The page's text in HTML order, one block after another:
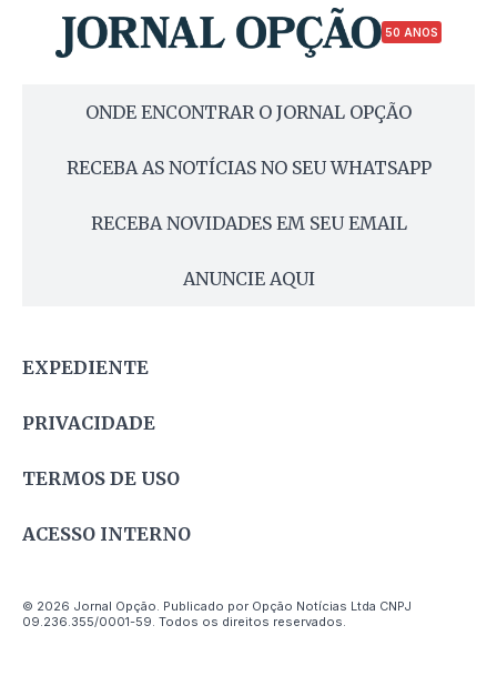
50 ANOS
ONDE ENCONTRAR O JORNAL OPÇÃO
RECEBA AS NOTÍCIAS NO SEU WHATSAPP
RECEBA NOVIDADES EM SEU EMAIL
ANUNCIE AQUI
EXPEDIENTE
PRIVACIDADE
TERMOS DE USO
ACESSO INTERNO
© 2026 Jornal Opção. Publicado por Opção Notícias Ltda CNPJ
09.236.355/0001-59. Todos os direitos reservados.